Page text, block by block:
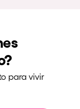
para vivir